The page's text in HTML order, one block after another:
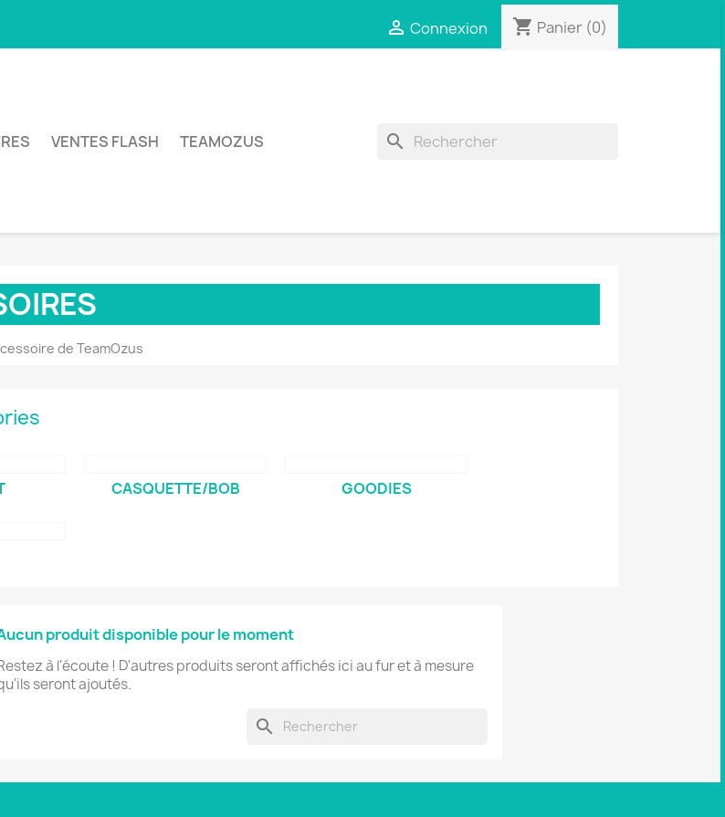
 Connexion shopping_cart Panier (0)
VENTES FLASH TEAMOZUS search
de TeamOzus
CASQUETTE/BOB GOODIES
produit disponible pour le moment
à l'écoute ! D'autres produits seront affichés ici au fur et à mesure
seront ajoutés.
search